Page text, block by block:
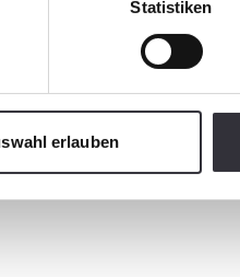
Statistiken
erlauben
con